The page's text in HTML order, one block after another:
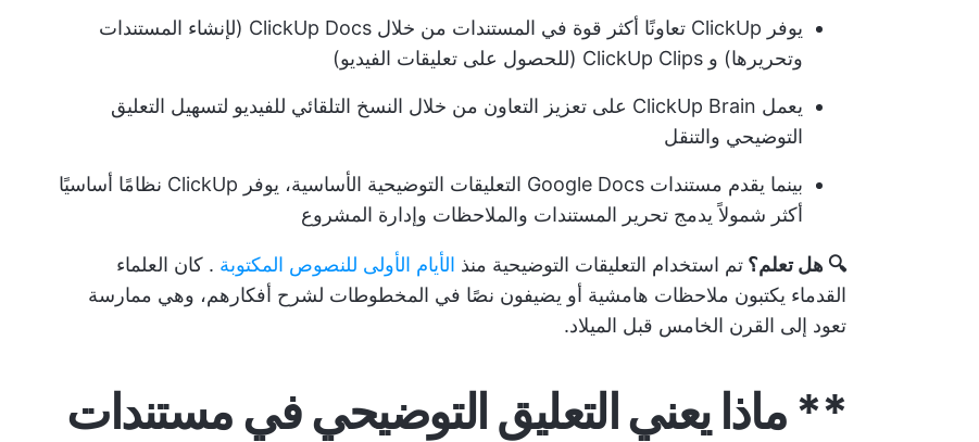
يوفر ClickUp تعاونًا أكثر قوة في المستندات من خلال ClickUp Docs (لإنشاء المستندات
وتحريرها) و ClickUp Clips (للحصول على تعليقات الفيديو)
يعمل ClickUp Brain على تعزيز التعاون من خلال النسخ التلقائي للفيديو لتسهيل التعليق
التوضيحي والتنقل
بينما يقدم مستندات Google Docs التعليقات التوضيحية الأساسية، يوفر ClickUp نظامًا أساسيًا
أكثر شمولاً يدمج تحرير المستندات والملاحظات وإدارة المشروع
🔍 هل تعلم؟ تم استخدام التعليقات التوضيحية منذ الأيام الأولى للنصوص المكتوبة . كان العلماء
القدماء يكتبون ملاحظات هامشية أو يضيفون نصًا في المخطوطات لشرح أفكارهم، وهي ممارسة
تعود إلى القرن الخامس قبل الميلاد.
** ماذا يعني التعليق التوضيحي في مستندات